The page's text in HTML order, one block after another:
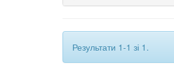
Результати 1-1 зі 1.